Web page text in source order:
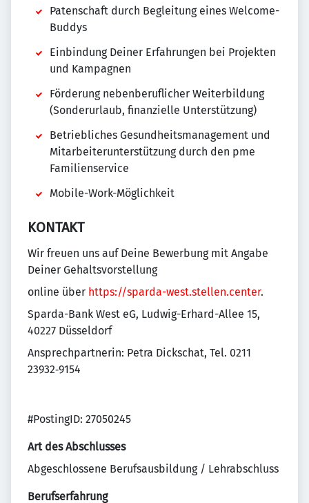
Patenschaft durch Begleitung eines Welcome-
Buddys
Einbindung Deiner Erfahrungen bei Projekten
und Kampagnen
Förderung nebenberuflicher Weiterbildung
(Sonderurlaub, finanzielle Unterstützung)
Betriebliches Gesundheitsmanagement und
Mitarbeiterunterstützung durch den pme
Familienservice
Mobile-Work-Möglichkeit
KONTAKT
Wir freuen uns auf Deine Bewerbung mit Angabe
Deiner Gehaltsvorstellung
online über https://sparda-west.stellen.center.
Sparda-Bank West eG, Ludwig-Erhard-Allee 15,
40227 Düsseldorf
Ansprechpartnerin: Petra Dickschat, Tel. 0211
23932‑9154
#PostingID: 27050245
Art des Abschlusses
Abgeschlossene Berufsausbildung / Lehrabschluss
Berufserfahrung